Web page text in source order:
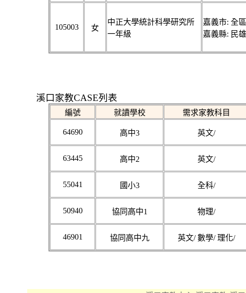
105003 女
中正大學統計科學研究所
一年級
嘉義市: 全
嘉義縣: 民
溪口家教CASE列表
編號 就讀學校 需求家教科目
64690 高中3 英文/
63445 高中2 英文/
55041 國小3 全科/
50940 協同高中1 物理/
46901 協同高中九 英文/ 數學/ 理化/